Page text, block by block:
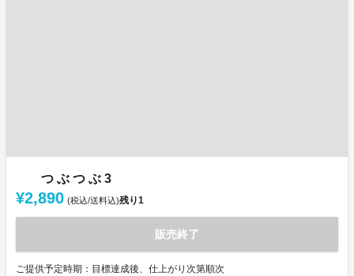
つ ぶ つ ぶ 3
¥2,890 (税込/送料込)残り1
販売終了
ご提供予定時期：目標達成後、仕上がり次第順次